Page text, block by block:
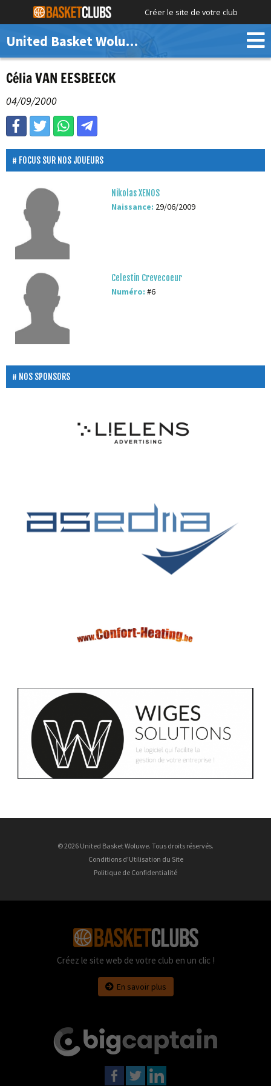
Créer le site de votre club
United Basket Woluwe
Célia VAN EESBEECK
04/09/2000
FOCUS SUR NOS JOUEURS
Nikolas XENOS
Naissance: 29/06/2009
Celestin Crevecoeur
Numéro: #6
NOS SPONSORS
© 2026 United Basket Woluwe. Tous droits réservés.
Conditions d'Utilisation du Site
Politique de Confidentialité
Créez le site web de votre club en un clic !
En savoir plus